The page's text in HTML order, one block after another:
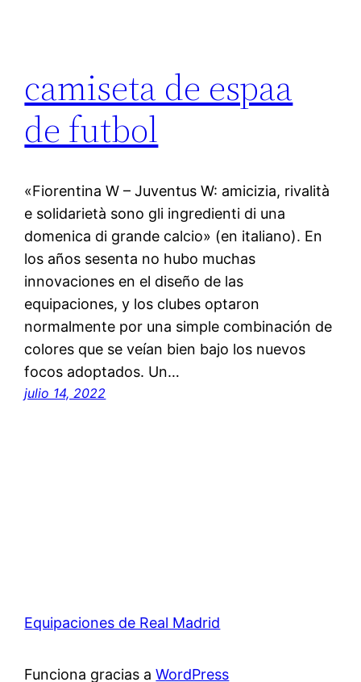
camiseta de espaa
de futbol
«Fiorentina W – Juventus W: amicizia, rivalità
e solidarietà sono gli ingredienti di una
domenica di grande calcio» (en italiano). En
los años sesenta no hubo muchas
innovaciones en el diseño de las
equipaciones, y los clubes optaron
normalmente por una simple combinación de
colores que se veían bien bajo los nuevos
focos adoptados. Un…
julio 14, 2022
Equipaciones de Real Madrid
Funciona gracias aWordPress